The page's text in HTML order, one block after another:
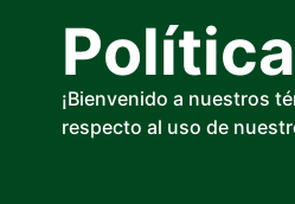
¡Bienvenido a nuestros
respecto al uso de